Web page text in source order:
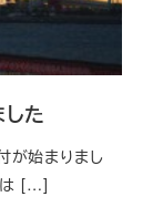
た
が始まりまし
は […]